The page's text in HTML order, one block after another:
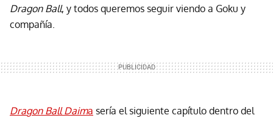
Dragon Ball, y todos queremos seguir viendo a Goku y
compañía.
Dragon Ball Daima sería el siguiente capítulo dentro del